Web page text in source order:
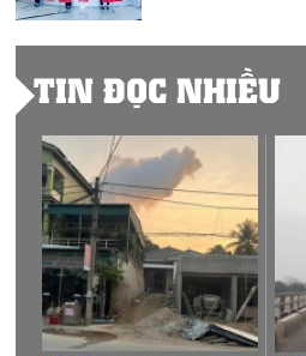
TIN ĐỌC NHIỀU